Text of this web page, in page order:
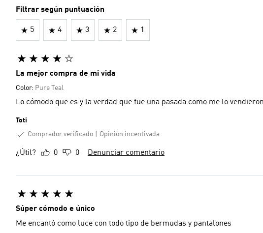
Filtrar según puntuación
5 4 3 2 1
La mejor compra de mi vida
Color: Pure Teal
Lo cómodo que es y la verdad que fue una pasada como me lo
Toti
Comprador verificado
Opinión incentivada
¿Útil? 0 0 Denunciar comentario
Súper cómodo e único
Me encantó como luce con todo tipo de bermudas y pantalones